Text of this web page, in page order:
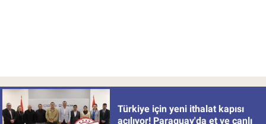
Türkiye için yeni ithalat kapısı
açılıyor! Paraguay'da et ve canlı